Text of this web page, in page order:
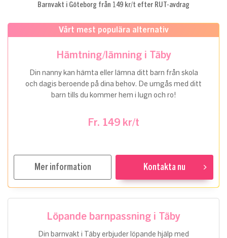
Barnvakt i Göteborg från 149 kr/t efter RUT-avdrag
Löpande barnpassning i Täby
Din barnvakt i Täby erbjuder löpande hjälp med
Vårt mest populära alternativ
Hämtning/lämning i Täby
Din nanny kan hämta eller lämna ditt barn från skola
och dagis beroende på dina behov. De umgås med ditt
barn tills du kommer hem i lugn och ro!
Fr. 149 kr/t
Kontakta nu
Mer information